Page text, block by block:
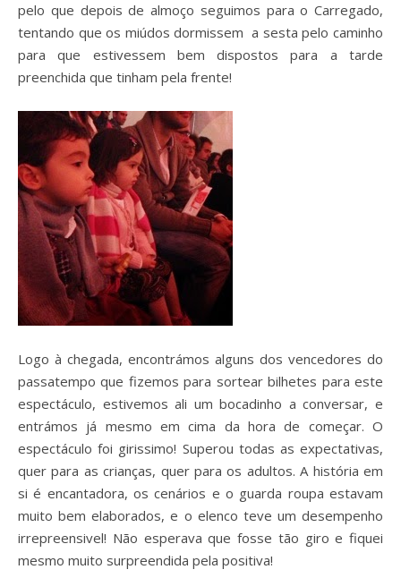
pelo que depois de almoço seguimos para o Carregado,
tentando que os miúdos dormissem a sesta pelo caminho
para que estivessem bem dispostos para a tarde
preenchida que tinham pela frente!
Logo à chegada, encontrámos alguns dos vencedores do
passatempo que fizemos para sortear bilhetes para este
espectáculo, estivemos ali um bocadinho a conversar, e
entrámos já mesmo em cima da hora de começar. O
espectáculo foi girissimo! Superou todas as expectativas,
quer para as crianças, quer para os adultos. A história em
si é encantadora, os cenários e o guarda roupa estavam
muito bem elaborados, e o elenco teve um desempenho
irrepreensivel! Não esperava que fosse tão giro e fiquei
mesmo muito surpreendida pela positiva!